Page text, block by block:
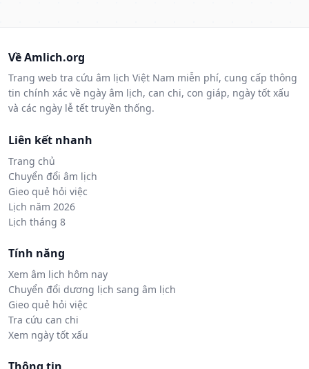
Về Amlich.org
Trang web tra cứu âm lịch Việt Nam miễn phí, cung cấp thông
tin chính xác về ngày âm lịch, can chi, con giáp, ngày tốt xấu
và các ngày lễ tết truyền thống.
Liên kết nhanh
Trang chủ
Chuyển đổi âm lịch
Gieo quẻ hỏi việc
Lịch năm 2026
Lịch tháng 8
Tính năng
Xem âm lịch hôm nay
Chuyển đổi dương lịch sang âm lịch
Gieo quẻ hỏi việc
Tra cứu can chi
Xem ngày tốt xấu